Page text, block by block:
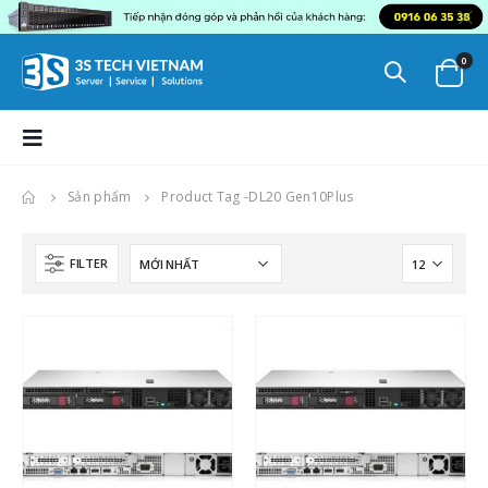
0
Sản phẩm Product Tag -DL20 Gen10Plus
FILTER